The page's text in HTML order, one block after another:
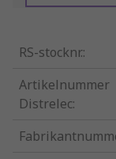
RS-stocknr.:
Artikelnummer
Distrelec: